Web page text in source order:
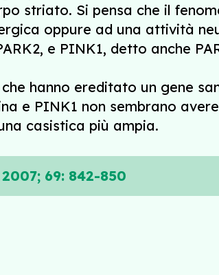
striato. Si pensa che il
oppure ad una attività
e PINK1, detto anche
hanno ereditato un gene
e PINK1 non sembrano
casistica più ampia.
69: 842-850